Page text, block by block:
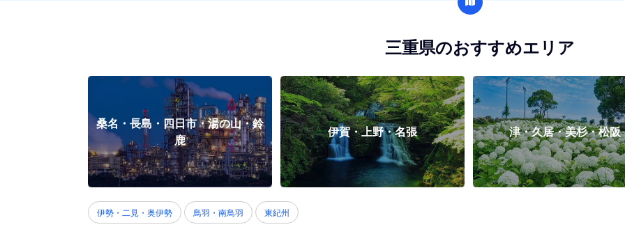
三重県のおすすめエリア
桑名・長島・四日市・湯の山・鈴
鹿
伊賀・上野・名張 津・久居・美杉・松阪
伊勢・二見・奥伊勢 鳥羽・南鳥羽 東紀州